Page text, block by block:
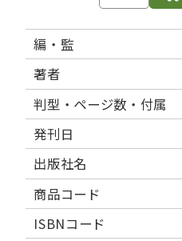
編・監
著者
判型・ページ数・付属
発刊日
出版社名
商品コード
ISBNコード